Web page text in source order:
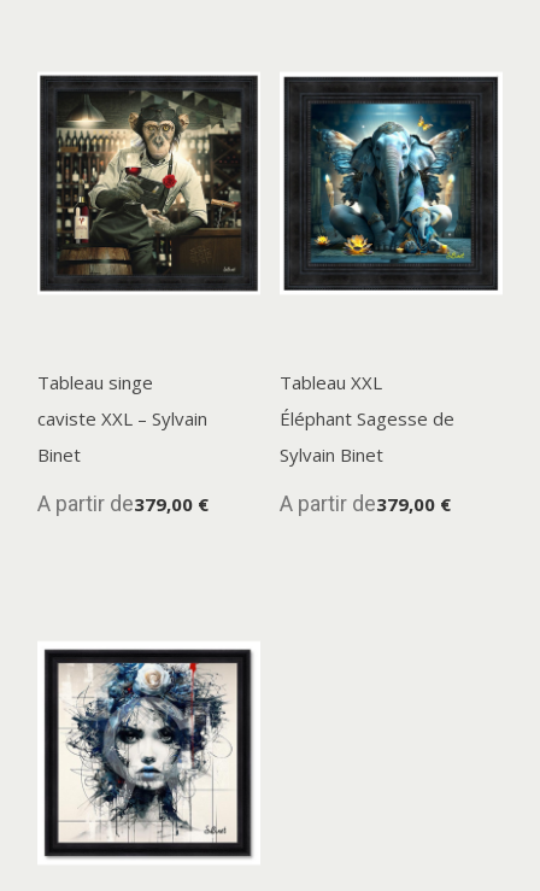
Tableau singe
caviste XXL – Sylvain
Binet
A partir de379,00 €
Tableau XXL
Éléphant Sagesse de
Sylvain Binet
A partir de379,00 €